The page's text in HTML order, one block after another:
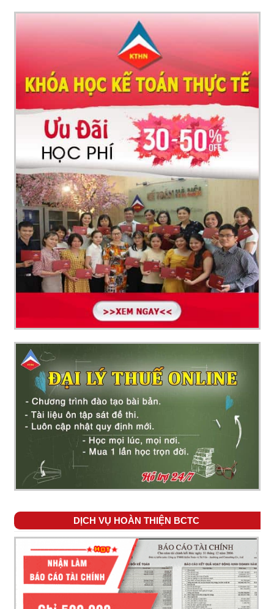
DỊCH VỤ HOÀN THIỆN BCTC